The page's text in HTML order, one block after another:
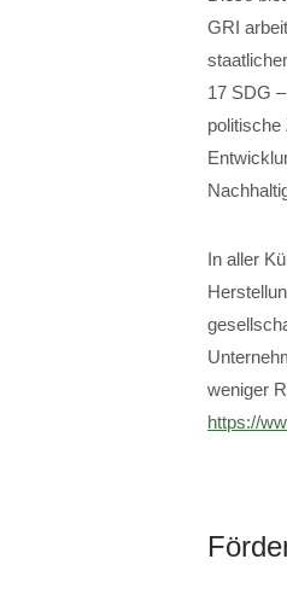
GRI
17 SDG
politische
In aller
weniger
https://